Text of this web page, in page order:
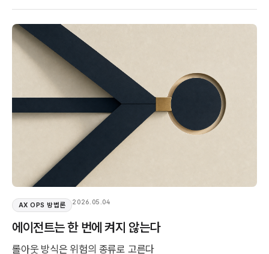
AX OPS 방법론 2026.05.04
에이전트는 한 번에 켜지 않는다
롤아웃 방식은 위험의 종류로 고른다